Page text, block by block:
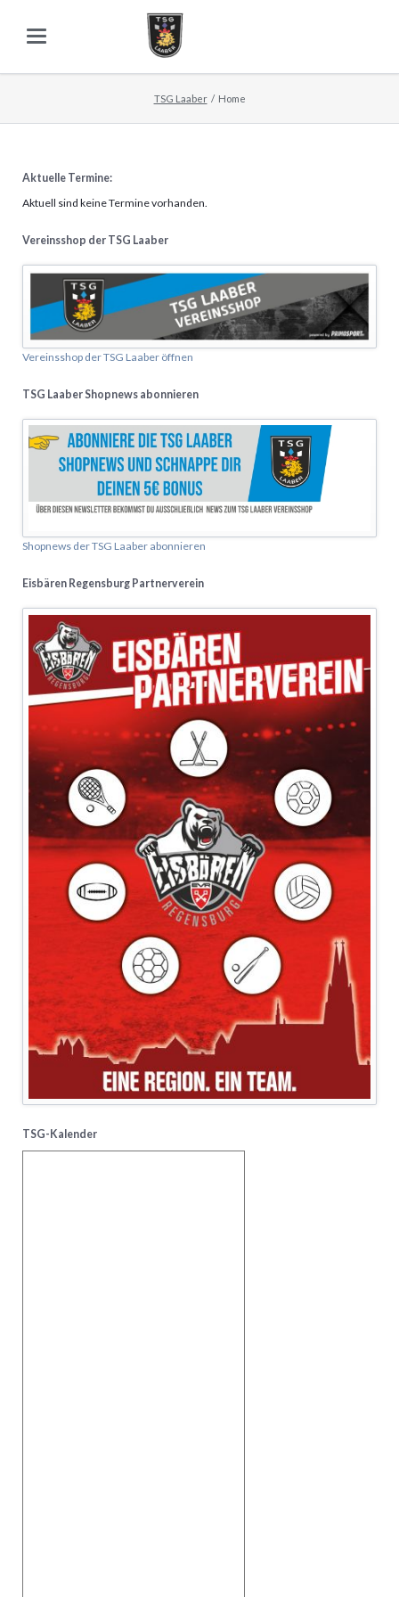
TSG Laaber Home
Aktuelle Termine:
Aktuell sind keine Termine vorhanden.
Vereinsshop der TSG Laaber
Vereinsshop der TSG Laaber öffnen
TSG Laaber Shopnews abonnieren
Shopnews der TSG Laaber abonnieren
Eisbären Regensburg Partnerverein
TSG-Kalender